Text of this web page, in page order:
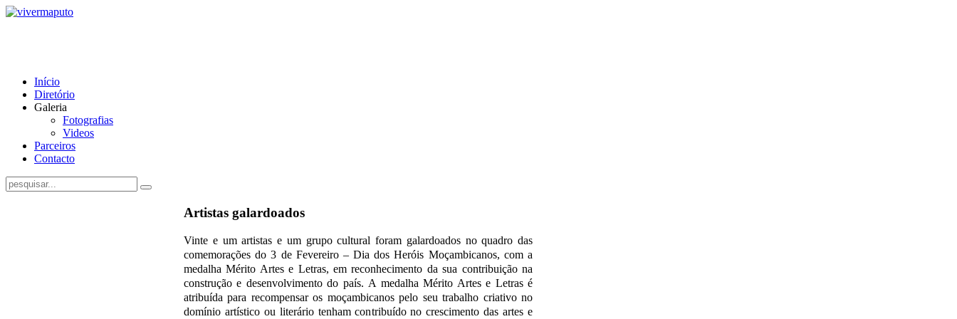
Início
Diretório
Galeria
Fotografias
Videos
Parceiros
Contacto
Artistas galardoados
Vinte e um artistas e um grupo cultural foram galardoados no quadro das
comemorações do 3 de Fevereiro – Dia dos Heróis Moçambicanos, com a
medalha Mérito Artes e Letras, em reconhecimento da sua contribuição na
construção e desenvolvimento do país.A medalha Mérito Artes e Letras é
atribuída para recompensar os moçambicanos pelo seu trabalho criativo no
domínio artístico ou literário tenham contribuído no crescimento das artes e